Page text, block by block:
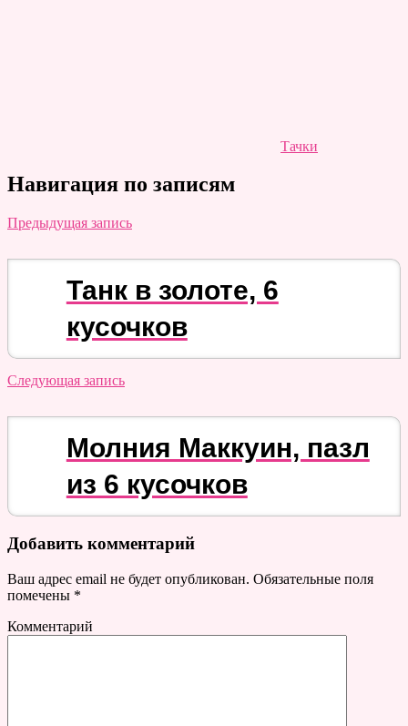
Тачки
Навигация по записям
Предыдущая запись
Танк в золоте, 6
кусочков
Следующая запись
Молния Маккуин, пазл
из 6 кусочков
Добавить комментарий
Ваш адрес email не будет опубликован. Обязательные поля
помечены *
Комментарий